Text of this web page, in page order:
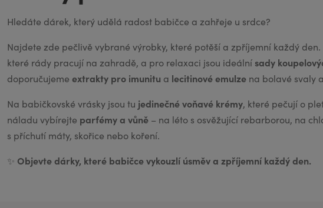
Hledáte dárek, který udělá radost babičce a zahřeje u srdce?
Najdete zde pečlivě vybrané výrobky, které potěší a zpříjemní každý den.
které rády pracují na zahradě, a pro relaxaci jsou ideální sady
doporučujeme extrakty pro imunitu a lecitinové emulze na bolavé svaly
Na babičkovské vrásky jsou tu jedinečné voňavé krémy, které pečují o
náladu vybírejte parfémy a vůně – na léto s osvěžující rebarborou, na
s příchutí máty, skořice nebo koření.
✨ Objevte dárky, které babičce vykouzlí úsměv a zpříjemní každý den.